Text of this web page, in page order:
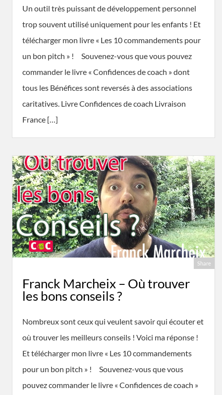
Un outil très puissant de développement personnel
trop souvent utilisé uniquement pour les enfants ! Et
télécharger mon livre « Les 10 commandements pour
un bon pitch » ! Souvenez-vous que vous pouvez
commander le livre « Confidences de coach » dont
tous les Bénéfices sont reversés à des associations
caritatives. Livre Confidences de coach Livraison
France […]
Share
Franck Marcheix – Où trouver
les bons conseils ?
Nombreux sont ceux qui veulent savoir qui écouter et
où trouver les meilleurs conseils ! Voici ma réponse !
Et télécharger mon livre « Les 10 commandements
pour un bon pitch » ! Souvenez-vous que vous
pouvez commander le livre « Confidences de coach »